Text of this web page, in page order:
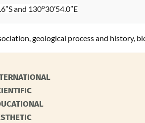
and 130o30’54.0”E
geological process and history,